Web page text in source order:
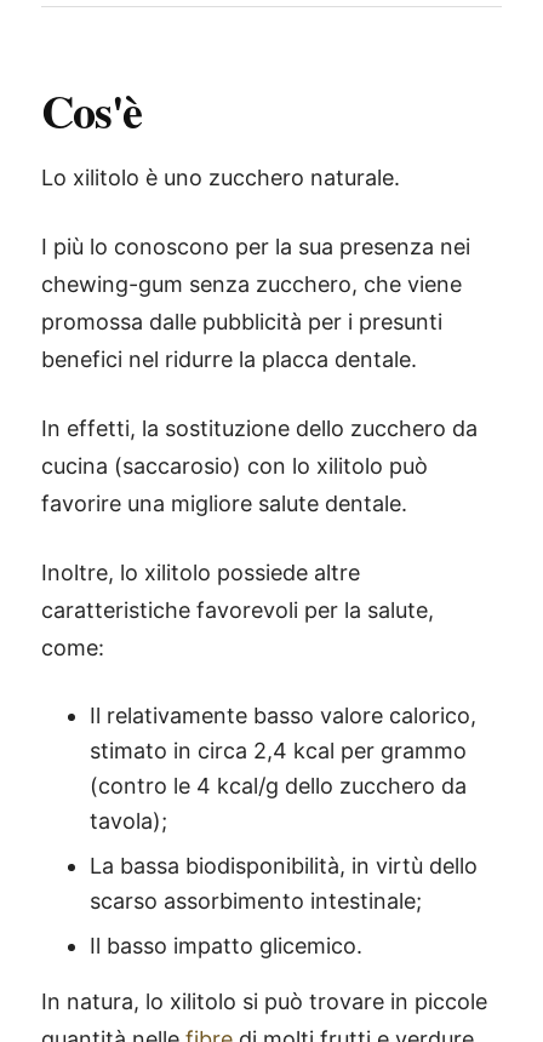
Cos'è
Lo xilitolo è uno zucchero naturale.
I più lo conoscono per la sua presenza nei
chewing-gum senza zucchero, che viene
promossa dalle pubblicità per i presunti
benefici nel ridurre la placca dentale.
In effetti, la sostituzione dello zucchero da
cucina (saccarosio) con lo xilitolo può
favorire una migliore salute dentale.
Inoltre, lo xilitolo possiede altre
caratteristiche favorevoli per la salute,
come:
Il relativamente basso valore calorico,
stimato in circa 2,4 kcal per grammo
(contro le 4 kcal/g dello zucchero da
tavola);
La bassa biodisponibilità, in virtù dello
scarso assorbimento intestinale;
Il basso impatto glicemico.
In natura, lo xilitolo si può trovare in piccole